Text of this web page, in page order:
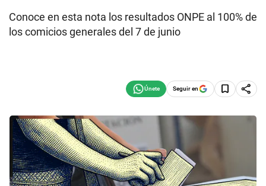
Conoce en esta nota los resultados ONPE al 100% de
los comicios generales del 7 de junio
Seguir en